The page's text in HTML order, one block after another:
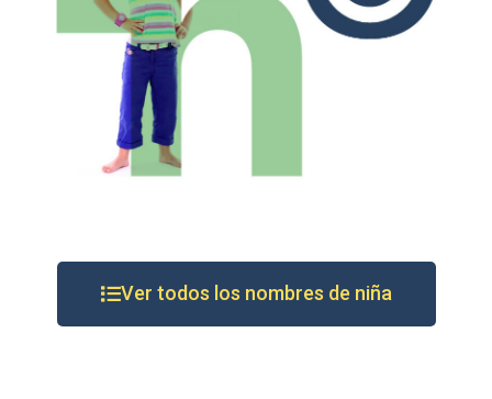
Ver todos los nombres de niña